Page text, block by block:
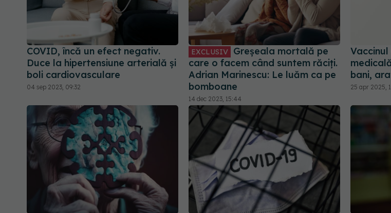
COVID, încă un efect negativ.
Duce la hipertensiune arterială și
boli cardiovasculare
04 sep 2023, 09:32
EXCLUSIV
Greșeala mortală pe
care o facem când suntem răciți.
Adrian Marinescu: Le luăm ca pe
bomboane
14 dec 2023, 15:44
bani,
25 apr 2025,